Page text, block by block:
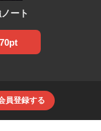
ート
員登録する